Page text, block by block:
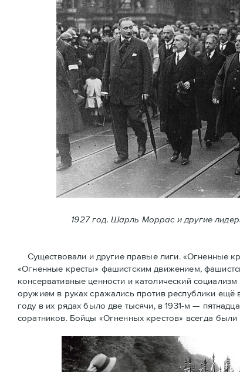
1927 год. Шарль Моррас и другие
Существовали и другие правые лиги. «Огненные
«Огненные крeсты» фашистским движением,
консервативные ценности и католический
оружием в руках сражались против республики ещё
году в их рядах было две тысячи, в 1931-м —
соратников. Бойцы «Огненных крестов» всегда